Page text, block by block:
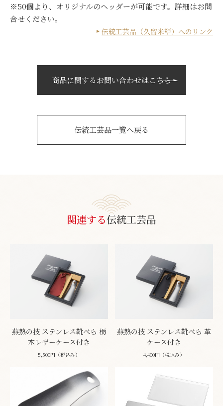
※50個より、オリジナルのヘッダーが可能です。詳細はお問
合せください。
伝統工芸品（久留米絣）へのリンク
商品に関するお問い合わせはこちら
伝統工芸品一覧へ戻る
関連する伝統工芸品
燕熟の技 ステンレス靴べら 栃
木レザーケース付き
5,500円（税込み）
燕熟の技 ステンレス靴べら 革
ケース付き
4,400円（税込み）